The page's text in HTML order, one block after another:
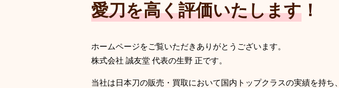
愛刀を高く評価いたします ！
ホームページをご覧いただきありがとうございます。
株式会社 誠友堂 代表の生野 正です。
当社は日本刀の販売・買取において国内トップクラスの実績を持ち、